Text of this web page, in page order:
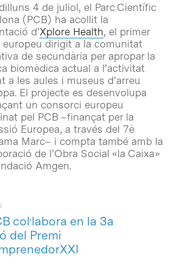
4 de juliol, el Parc Científic
(PCB) ha acollit la
d’Xplore Health, el primer
europeu dirigit a la comunitat
de secundària per apropar la
biomèdica actual a l’activitat
a les aules i museus d’arreu
El projecte es desenvolupa
un consorci europeu
pel PCB –finançat per la
Europea, a través del 7è
Marc– i compta també amb la
de l’Obra Social «la Caixa»
Amgen.
col·labora en la 3a
del Premi